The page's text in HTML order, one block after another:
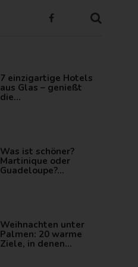
7 einzigartige Hotels
aus Glas – genießt
die…
Was ist schöner?
Martinique oder
Guadeloupe?…
Weihnachten unter
Palmen: 20 warme
Ziele, in denen…